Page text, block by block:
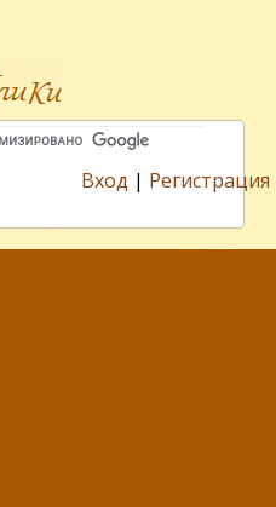
Вход | Регистрация